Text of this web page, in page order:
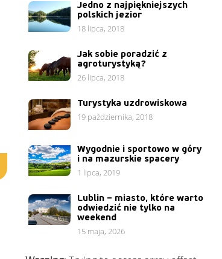
Jedno z najpiękniejszych
polskich jezior
18 lipca, 2018
Jak sobie poradzić z
agroturystyką?
26 lipca, 2018
Turystyka uzdrowiskowa
19 października, 2018
Wygodnie i sportowo w góry
i na mazurskie spacery
1 lipca, 2019
Lublin – miasto, które warto
odwiedzić nie tylko na
weekend
15 maja, 2026